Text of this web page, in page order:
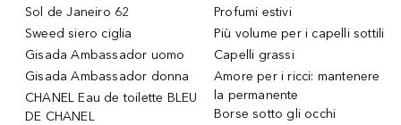
Sol de Janeiro 62
Sweed siero ciglia
Gisada Ambassador uomo
Gisada Ambassador donna
CHANEL Eau de toilette BLEU
DE CHANEL
Profumi estivi
Più volume per i capelli sottili
Capelli grassi
Amore per i ricci: mantenere
la permanente
Borse sotto gli occhi